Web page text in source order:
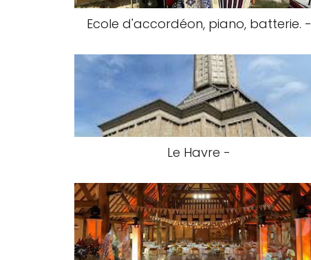
Ecole d'accordéon, piano, batterie. -
Le Havre -